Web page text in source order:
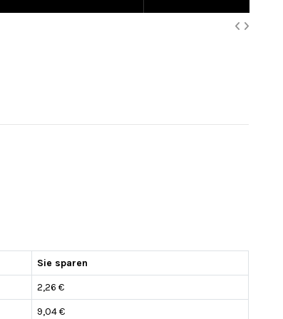
Sie sparen
2,26 €
9,04 €